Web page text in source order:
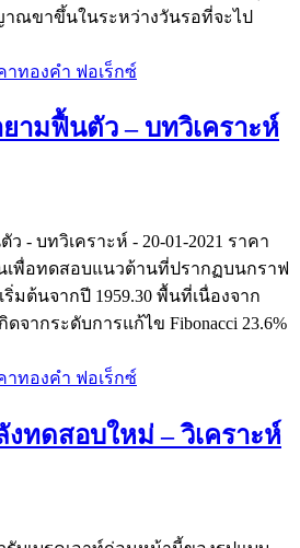
ณขาขึ้นในระหว่างวันรอที่จะไป
าทองคำ ฟอเร็กซ์
ามฟื้นตัว – บทวิเคราะห์
- บทวิเคราะห์ - 20-01-2021 ราคา
เพื่อทดสอบแนวต้านที่ปรากฏบนกราฟ
มต้นจากปี 1959.30 พื้นที่เนื่องจาก
จากระดับการแก้ไข Fibonacci 23.6%
าทองคำ ฟอเร็กซ์
ทดสอบใหม่ – วิเคราะห์